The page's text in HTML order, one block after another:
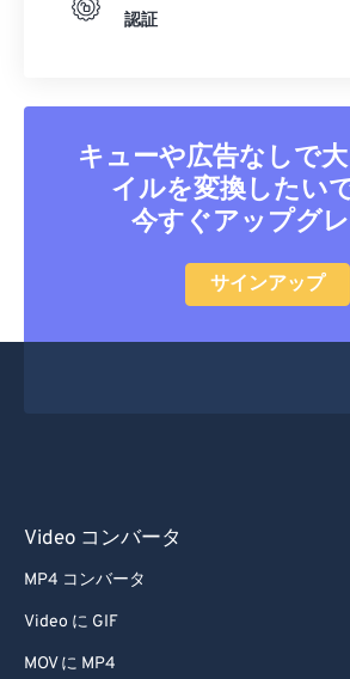
認証
キューや広告なしで
イルを変換したい
今すぐアップグ
サインアップ
Video コンバータ
MP4 コンバータ
Video に GIF
MOV に MP4